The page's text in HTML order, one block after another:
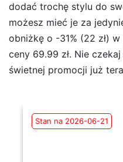
dodać trochę stylu do
możesz mieć je za
obniżkę o -31% (22 zł)
ceny 69.99 zł. Nie
świetnej promocji już
Stan na 2026-06-21